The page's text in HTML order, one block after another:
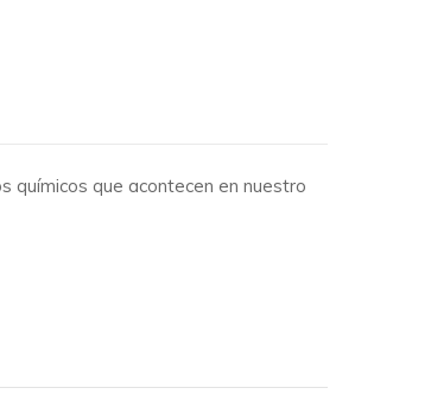
químicos que acontecen en nuestro